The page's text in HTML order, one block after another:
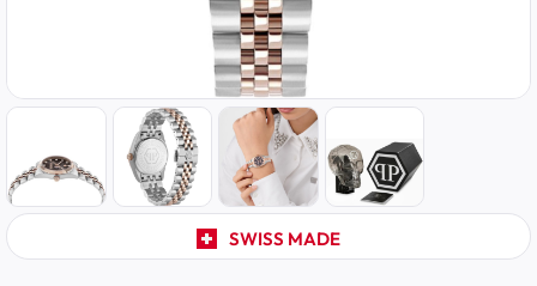
SWISS MADE